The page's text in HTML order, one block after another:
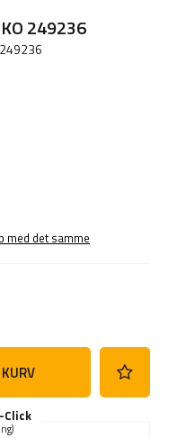
249236
med det samme
Click